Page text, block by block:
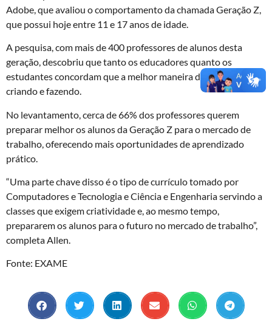
Adobe, que avaliou o comportamento da chamada Geração Z,
que possui hoje entre 11 e 17 anos de idade.
A pesquisa, com mais de 400 professores de alunos desta
geração, descobriu que tanto os educadores quanto os
estudantes concordam que a melhor maneira de aprender é
criando e fazendo.
No levantamento, cerca de 66% dos professores querem
preparar melhor os alunos da Geração Z para o mercado de
trabalho, oferecendo mais oportunidades de aprendizado
prático.
“Uma parte chave disso é o tipo de currículo tomado por
Computadores e Tecnologia e Ciência e Engenharia servindo a
classes que exigem criatividade e, ao mesmo tempo,
prepararem os alunos para o futuro no mercado de trabalho”,
completa Allen.
Fonte: EXAME